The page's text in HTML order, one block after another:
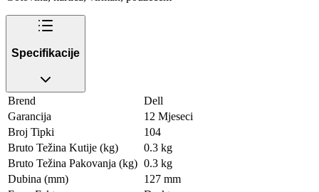
Specifikacije
Brend
Dell
Garancija
12 Mjeseci
Broj Tipki
104
Bruto Težina Kutije (kg)
0.3 kg
Bruto Težina Pakovanja (kg) 0.3 kg
Dubina (mm)
127 mm